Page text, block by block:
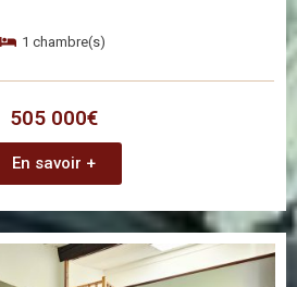
1 chambre(s)
505 000€
En savoir +